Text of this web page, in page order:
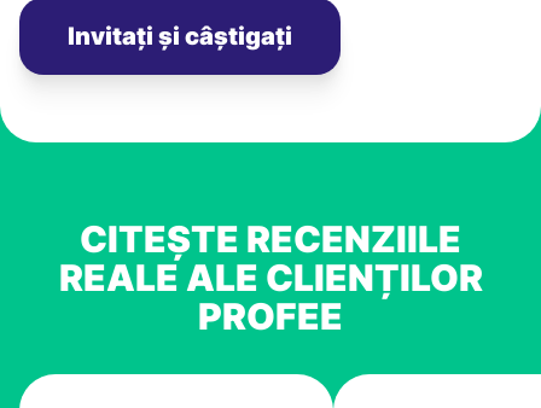
Invitați și câștigați
CITEȘTE RECENZIILE
REALE ALE CLIENȚILOR
PROFEE